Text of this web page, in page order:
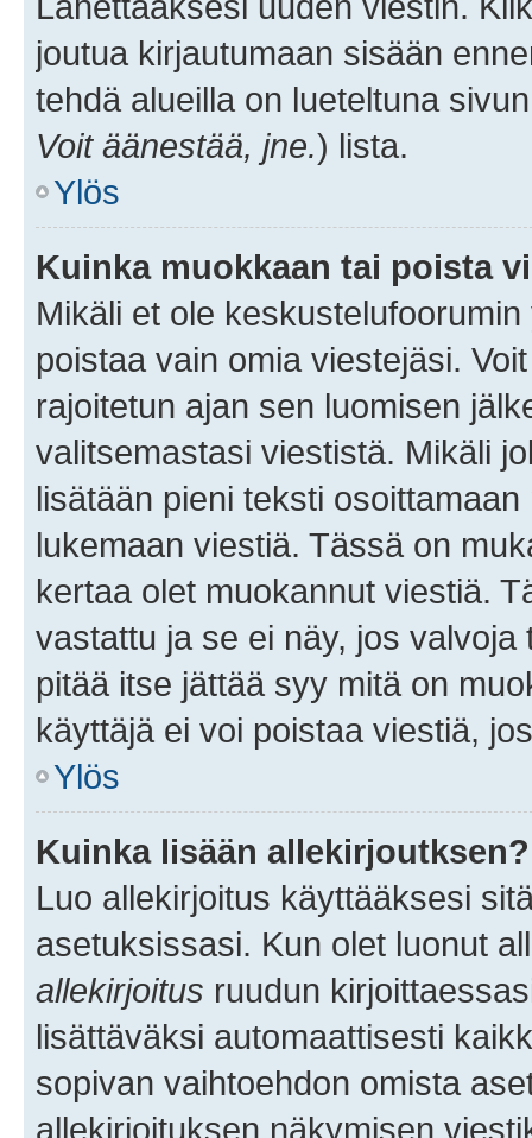
joutua kirjautumaan sisään
tehdä alueilla on lueteltuna
Voit äänestää, jne.) lista.
Ylös
Kuinka muokkaan tai poista
Mikäli et ole
poistaa vain omia viestejäsi.
rajoitetun ajan sen luomisen
valitsemastasi viestistä. Mikäli
lisätään pieni teksti
lukemaan viestiä. Tässä on
kertaa olet muokannut viestiä.
vastattu ja se ei näy, jos
pitää itse jättää syy mitä on
käyttäjä ei voi poistaa viestiä,
Ylös
Kuinka lisään allekirjoutksen?
Luo allekirjoitus käyttääksesi
asetuksissasi. Kun olet luonut
allekirjoitus ruudun
lisättäväksi automaattisesti
sopivan vaihtoehdon omista
allekirjoituksen näkymisen